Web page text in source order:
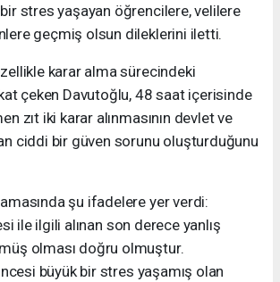
stres yaşayan öğrencilere, velilere
geçmiş olsun dileklerini iletti.
karar alma sürecindeki
çeken Davutoğlu, 48 saat içerisinde
zıt iki karar alınmasının devlet ve
ciddi bir güven sorunu oluşturduğunu
şu ifadelere yer verdi:
ile ilgili alınan son derece yanlış
olması doğru olmuştur.
büyük bir stres yaşamış olan